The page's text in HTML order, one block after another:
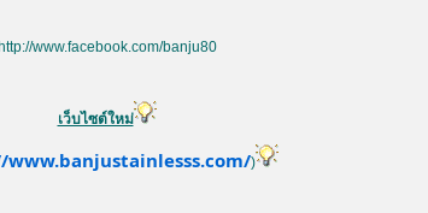
http://www.facebook.com/banju80
เว็บไซต์ใหม่
)